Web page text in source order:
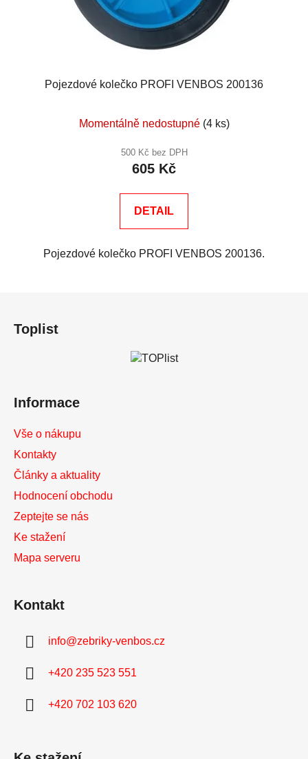
Pojezdové kolečko PROFI VENBOS 200136
Momentálně nedostupné (4 ks)
500 Kč bez DPH
605 Kč
DETAIL
Pojezdové kolečko PROFI VENBOS 200136.
Toplist
Informace
Vše o nákupu
Kontakty
Články a aktuality
Hodnocení obchodu
Zeptejte se nás
Ke stažení
Mapa serveru
Kontakt
info@zebriky-venbos.cz
+420 235 523 551
+420 702 103 620